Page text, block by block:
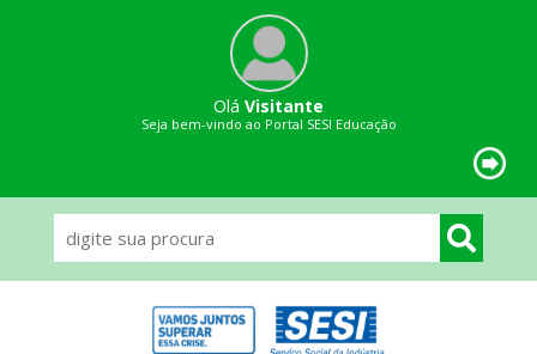
Olá Visitante
Seja bem-vindo ao Portal SESI Educação